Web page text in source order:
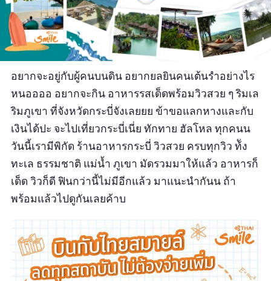
อยากจะอยู่กับผู้คนบนดิน อยากยลยินคนเต้นรำอย่างไร
หนออออ อยากจะกิน อาหารรสเด็ดพร้อมวิวสวย ๆ ริมเล
ริมภูเขา ที่จังหวัดกระบี่จังเลยยย ข้าขอแลกหางและกับ
เงินได้ปะ จะไปเที่ยวกระบี่เนี่ย ทักทาย ฮัลโหล ทุกคนน
วันนี้เรามีพิกัด ร้านอาหารกระบี่ วิวสวย ครบทุกวิว ท้ัง
ทะเล ธรรมชาติ แม่น้ำ ภูเขา มัดรวมมาให้แล้ว อาหารก็
เด็ด วิวก็ดี ฟินกว่านี้ไม่มีอีกแล้ว มาแนะนำกันน ถ้า
พร้อมแล้วไปดูกันเลยค้าบ